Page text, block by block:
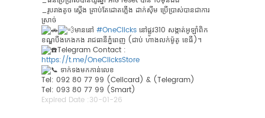
_រូបរាងតូច ស្តើង គ្រាប់តែដោតភ្លើង ដាក់សុីម ប្រើប្រាស់បានជាការ
ស្រាច់​
មាននៅ #OneClicks នៅផ្លូវ310 សង្កាត់អូឡាំពិក
ខណ្ឌបឹងកេងកង រាជធានីភ្នំពេញ (ជាប់ ហាងលក់ម៉ូតូ ខេធី)។
Telegram Contact :
https://t.me/OneClicksStore
ទាក់ទងមកកាន់លេខ
Tel: 092 80 77 99 (Cellcard) & (Telegram)
Tel: 093 80 77 99 (Smart)
Expired Date :30-01-26